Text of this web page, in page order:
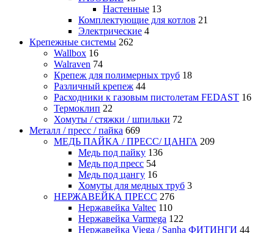
Настенные 13
Комплектующие для котлов 21
Электрические 4
Крепежные системы 262
Wallbox 16
Walraven 74
Крепеж для полимерных труб 18
Различный крепеж 44
Расходники к газовым пистолетам FEDAST 16
Термоклип 22
Хомуты / стяжки / шпильки 72
Металл / пресс / пайка 669
МЕДЬ ПАЙКА / ПРЕСС/ ЦАНГА 209
Медь под пайку 136
Медь под пресс 54
Медь под цангу 16
Хомуты для медных труб 3
НЕРЖАВЕЙКА ПРЕСС 276
Нержавейка Valtec 110
Нержавейка Varmega 122
Нержавейка Viega / Sanha ФИТИНГИ 44